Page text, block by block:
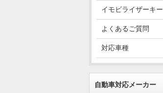
イモビライザーキー
よくあるご質問
対応車種
自動車対応メーカー